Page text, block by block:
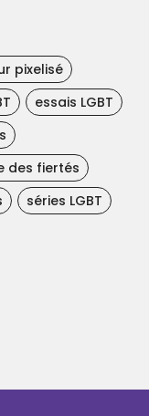
pixelisé
essais LGBT
des fiertés
séries LGBT